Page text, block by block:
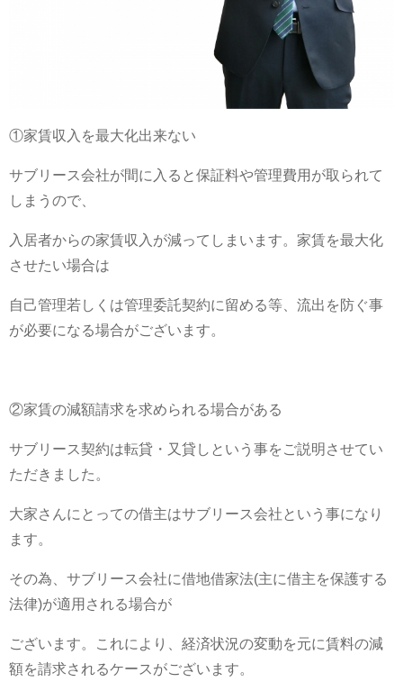
①家賃収入を最大化出来ない
サブリース会社が間に入ると保証料や管理費用が取られて
しまうので、
入居者からの家賃収入が減ってしまいます。家賃を最大化
させたい場合は
自己管理若しくは管理委託契約に留める等、流出を防ぐ事
が必要になる場合がございます。
②家賃の減額請求を求められる場合がある
サブリース契約は転貸・又貸しという事をご説明させてい
ただきました。
大家さんにとっての借主はサブリース会社という事になり
ます。
その為、サブリース会社に借地借家法(主に借主を保護する
法律)が適用される場合が
ございます。これにより、経済状況の変動を元に賃料の減
額を請求されるケースがございます。